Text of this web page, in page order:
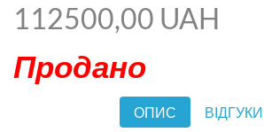
112500,00 UAH
Продано
ОПИС
ВІДГУКИ